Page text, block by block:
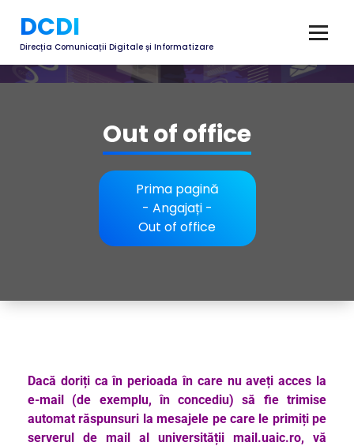
DCDI
Direcția Comunicații Digitale și Informatizare
Out of office
Prima pagină
- Angajați-
Out of office
Dacă doriți ca în perioada în care nu aveți acces la
e-mail (de exemplu, în concediu) să fie trimise
automat răspunsuri la mesajele pe care le primiți pe
serverul de mail al universității mail.uaic.ro, vă